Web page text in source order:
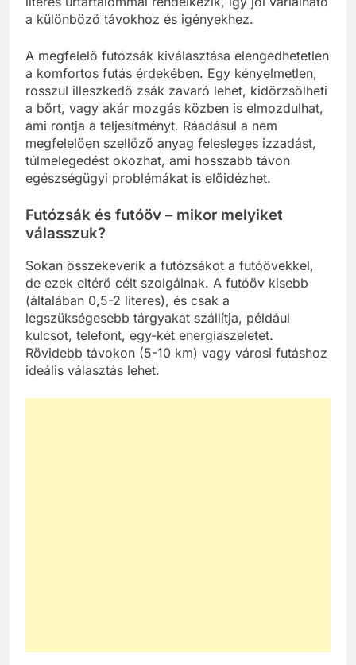
a különböző távokhoz és igényekhez.
A megfelelő futózsák kiválasztása elengedhetetlen
a komfortos futás érdekében. Egy kényelmetlen,
rosszul illeszkedő zsák zavaró lehet, kidörzsölheti
a bőrt, vagy akár mozgás közben is elmozdulhat,
ami rontja a teljesítményt. Ráadásul a nem
megfelelően szellőző anyag felesleges izzadást,
túlmelegedést okozhat, ami hosszabb távon
egészségügyi problémákat is előidézhet.
Futózsák és futóöv – mikor melyiket
válasszuk?
Sokan összekeverik a futózsákot a futóövekkel,
de ezek eltérő célt szolgálnak. A futóöv kisebb
(általában 0,5-2 literes), és csak a
legszükségesebb tárgyakat szállítja, például
kulcsot, telefont, egy-két energiaszeletet.
Rövidebb távokon (5-10 km) vagy városi futáshoz
ideális választás lehet.